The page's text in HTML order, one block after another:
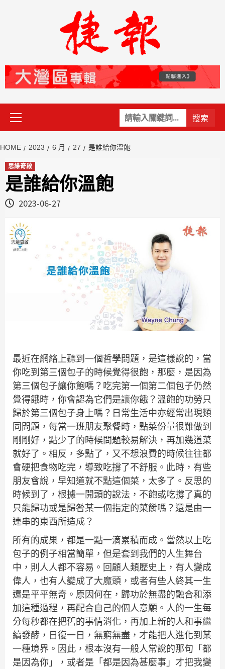
關
鍵
Primary
Menu
HOME 2023 6 月 27 是誰給你溫飽
思維奇啟
是誰給你溫飽
2023-06-27
最近在網絡上聽到一個哲學問題，是這樣說的，當
你吃到第三個包子的時候覺得很飽，那麼，是因為
第三個包子讓你飽嗎？吃完第一個第二個包子仍然
覺得餓時，你會認為它們是讓你餓？溫飽的功勞只
歸於第三個包子身上嗎？日常生活中亦經常出現類
同問題，每當一班朋友聚餐時，點菜份量很難做到
剛剛好，點少了的時候問題較易解決，再加幾道菜
就好了。相反，多點了，又不想浪費的時候往往都
會硬把食物吃完，導致吃撐了不舒服。此時，有些
朋友會說，早知道就不點這個菜，太多了。反思的
時候到了，根據一開頭的說法，不飽或吃撐了真的
只能歸功或是歸咎某一個指定的菜餚嗎？還是由一
連串的東西所造成？
所有的成果，都是一點一滴累積而成。當然以上吃
包子的例子相當簡單，但是套到我們的人生舞台
中，則人人都不容易。回顧人類歷史上，有人變成
偉人，也有人變成了大魔頭，或者有些人終其一生
還是平平無奇。原因何在，歸功於無盡的融合和添
加這種過程，再配合自己的個人意願。人的一生每
分每秒都在把舊的事情消化，再加上新的人和事繼
續發酵，日復一日，無窮無盡，才能把人進化到某
一種境界。因此，根本沒有一般人常說的那句「都
是因為你」，或者是「都是因為甚麼事」才把我變